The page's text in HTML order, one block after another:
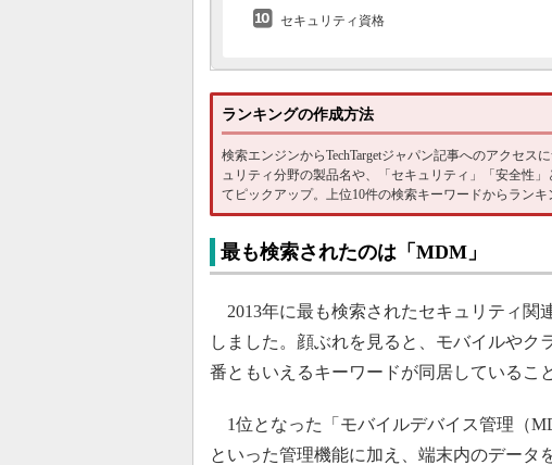
セキュリティ資格
ランキングの作成方法
検索エンジンからTechTargetジャパン記事へのアクセ
ュリティ分野の製品名や、「セキュリティ」「安全性
てピックアップ。上位10件の検索キーワードからランキ
最も検索されたのは「MDM」
2013年に最も検索されたセキュリティ関
しました。顔ぶれを見ると、モバイルや
番ともいえるキーワードが同居しているこ
1位となった「モバイルデバイス管理（
といった管理機能に加え、端末内のデータ